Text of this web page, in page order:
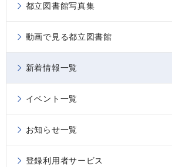
都立図書館写真集
動画で見る都立図書館
新着情報一覧
イベント一覧
お知らせ一覧
登録利用者サービス